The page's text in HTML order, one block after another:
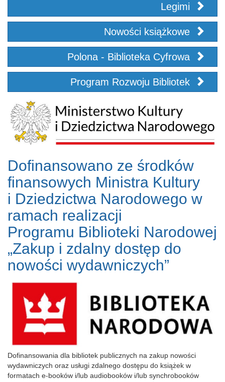
Legimi
Nowości książkowe
Polona - Biblioteka Cyfrowa
Program Rozwoju Bibliotek
Dofinansowano ze środków
finansowych Ministra Kultury
i Dziedzictwa Narodowego w
ramach realizacji
Programu Biblioteki Narodowej
„Zakup i zdalny dostęp do
nowości wydawniczych”
Dofinansowania dla bibliotek publicznych na zakup nowości
wydawniczych oraz usługi zdalnego dostępu do książek w
formatach e-booków i/lub audiobooków i/lub synchrobooków